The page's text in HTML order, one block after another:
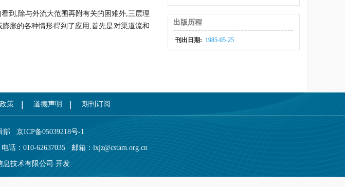
到,除与外流大范围再附有关的困难外,三层理
胀的各种情形得到了应用,首先是对渠道流和
出版历程
刊出日期: 1985-05-25
策 道德声明 期刊订阅
部 京ICP备05039218号-1
话：010-62637035 邮箱： lxjz@cstam.org.cn
技术有限公司 开发